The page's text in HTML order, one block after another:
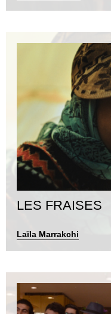
LES FRAISES
Laïla Marrakchi